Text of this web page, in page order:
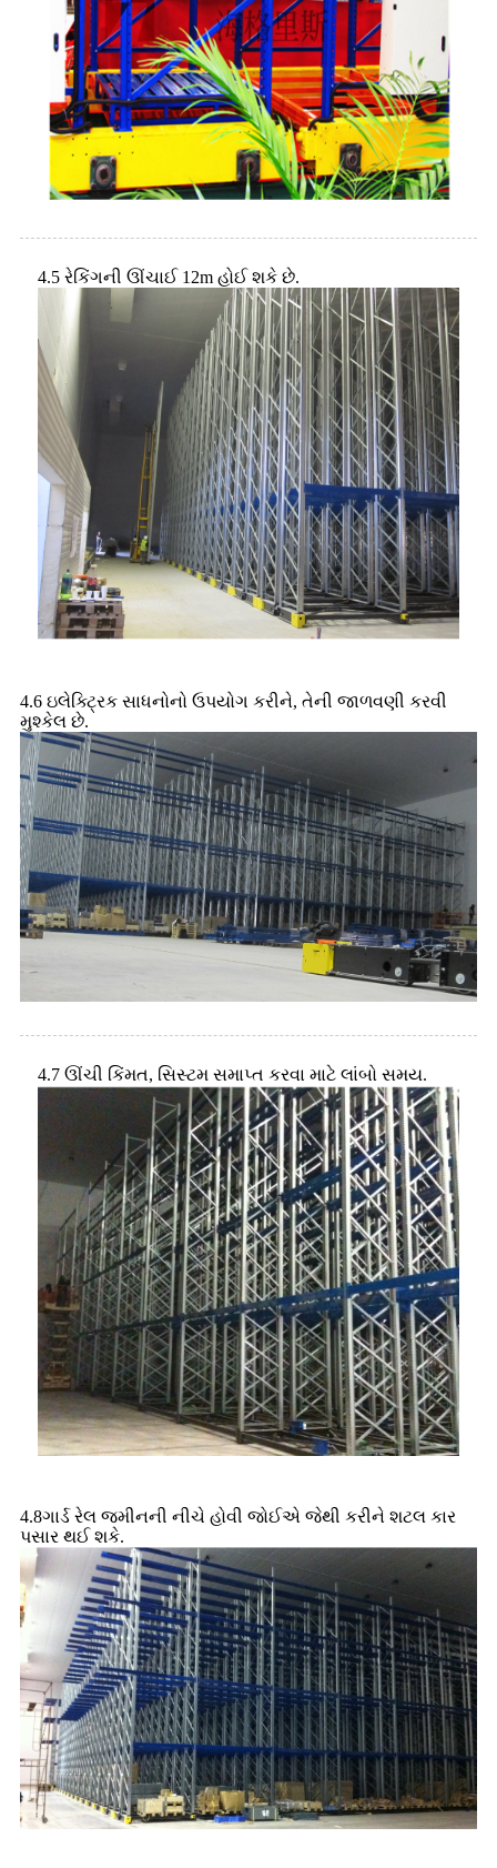
4.5 રેકિંગની ઊંચાઈ 12m હોઈ શકે છે.
4.6 ઇલેક્ટ્રિક સાધનોનો ઉપયોગ કરીને, તેની જાળવણી કરવી
મુશ્કેલ છે.
4.7 ઊંચી કિંમત, સિસ્ટમ સમાપ્ત કરવા માટે લાંબો સમય.
4.8ગાર્ડ રેલ જમીનની નીચે હોવી જોઈએ જેથી કરીને શટલ કાર
પસાર થઈ શકે.